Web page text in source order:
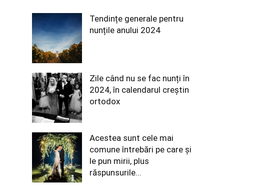
Tendințe generale pentru
nunțile anului 2024
Zile când nu se fac nunți în
2024, în calendarul creștin
ortodox
Acestea sunt cele mai
comune întrebări pe care și
le pun mirii, plus
răspunsurile...